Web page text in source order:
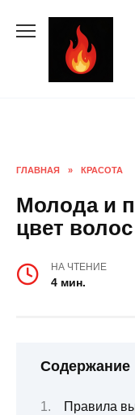
ГЛАВНАЯ » КРАСОТА
Молода и
цвет
НА ЧТЕНИЕ
4 мин.
Содержание
Правила